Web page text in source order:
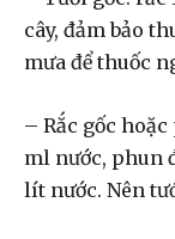
cây, đảm bảo
mưa để thuốc
– Rắc gốc
ml nước, phun
lít nước. Nên